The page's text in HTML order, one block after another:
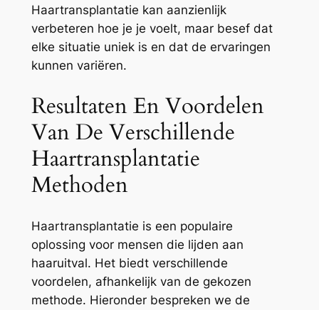
Haartransplantatie kan aanzienlijk
verbeteren hoe je je voelt, maar besef dat
elke situatie uniek is en dat de ervaringen
kunnen variëren.
Resultaten En Voordelen
Van De Verschillende
Haartransplantatie
Methoden
Haartransplantatie is een populaire
oplossing voor mensen die lijden aan
haaruitval. Het biedt verschillende
voordelen, afhankelijk van de gekozen
methode. Hieronder bespreken we de